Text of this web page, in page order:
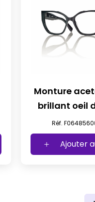
Monture
brillant oeil
t56
Réf.
Ajouter